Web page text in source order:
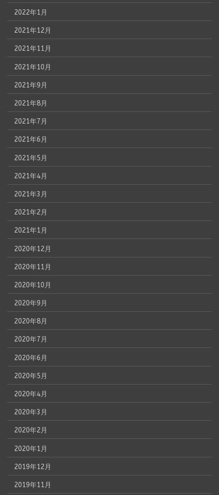
2022年1月
2021年12月
2021年11月
2021年10月
2021年9月
2021年8月
2021年7月
2021年6月
2021年5月
2021年4月
2021年3月
2021年2月
2021年1月
2020年12月
2020年11月
2020年10月
2020年9月
2020年8月
2020年7月
2020年6月
2020年5月
2020年4月
2020年3月
2020年2月
2020年1月
2019年12月
2019年11月